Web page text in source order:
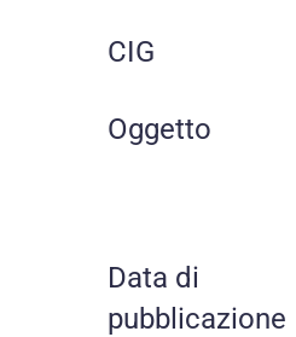
gara
CIG
Oggetto
Data di
pubblicazione